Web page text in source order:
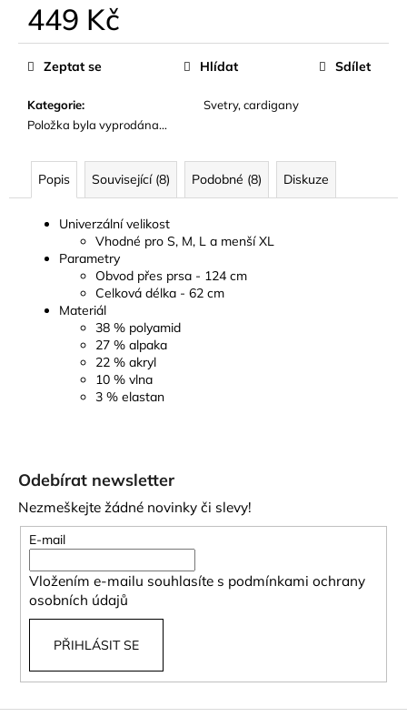
449 Kč
Měrná
cena:
Kategorie:
Svetry, cardigany
Položka byla vyprodána…
Zeptat se Hlídat Sdílet
Popis Související (8) Podobné (8) Diskuze
Univerzální velikost
Vhodné pro S, M, L a menší XL
Parametry
Obvod přes prsa - 124 cm
Celková délka - 62 cm
Materiál
38 % polyamid
27 % alpaka
22 % akryl
10 % vlna
3 % elastan
u
j
Odebírat newsletter
Nezmeškejte žádné novinky či slevy!
E-mail
Vložením e-mailu souhlasíte s podmínkami ochrany
osobních údajů
PŘIHLÁSIT SE